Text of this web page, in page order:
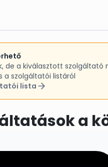
de a kiválasztott
a szolgáltatói listáról
lista
a